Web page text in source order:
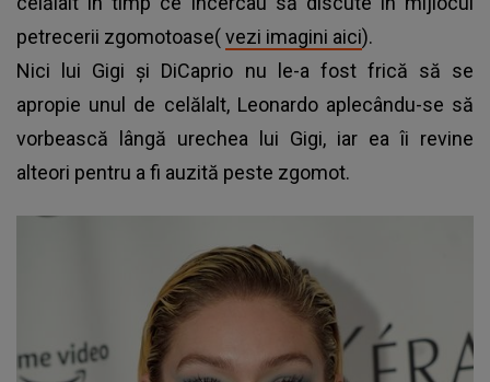
petrecerii zgomotoase(vezi imagini aici).
Nici lui Gigi și DiCaprio nu le-a fost frică să se
apropie unul de celălalt, Leonardo aplecându-se să
vorbească lângă urechea lui Gigi, iar ea îi revine
alteori pentru a fi auzită peste zgomot.